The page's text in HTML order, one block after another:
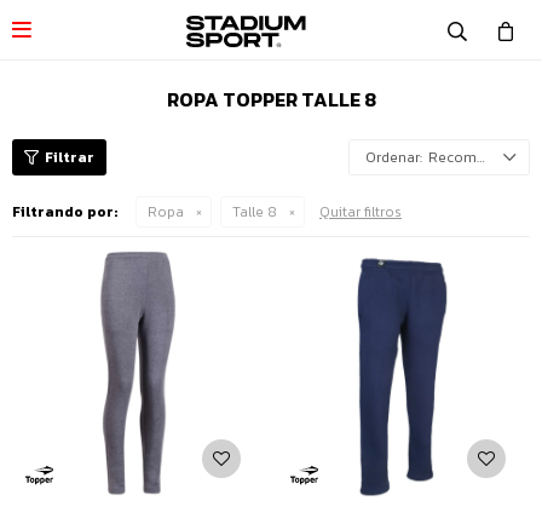

ROPA TOPPER TALLE 8
Recomendados
Filtrando por: Ropa Talle 8 Quitar filtros